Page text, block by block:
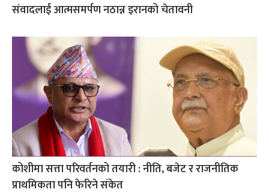
संवादलाई आत्मसमर्पण नठान्न इरानको चेतावनी
कोशीमा सत्ता परिवर्तनको तयारी : नीति, बजेट र राजनीतिक
प्राथमिकता पनि फेरिने संकेत